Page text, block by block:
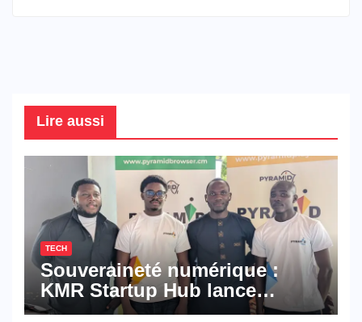
Lire aussi
TECH
Souveraineté numérique :
KMR Startup Hub lance
Pyramid Browser et Pyramid